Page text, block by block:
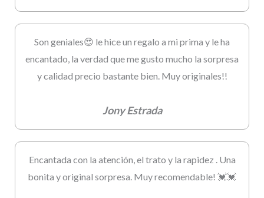
Son geniales😍 le hice un regalo a mi prima y le ha
encantado, la verdad que me gusto mucho la sorpresa
y calidad precio bastante bien. Muy originales!!
Jony Estrada
Encantada con la atención, el trato y la rapidez . Una
bonita y original sorpresa. Muy recomendable! 💓💓